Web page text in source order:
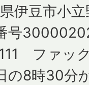
伊豆市小
号
ファッ
の8時30分